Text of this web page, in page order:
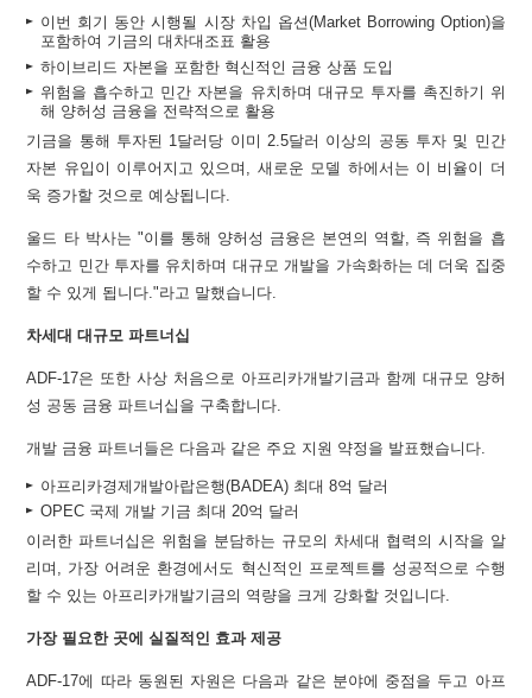
이번 회기 동안 시행될 시장 차입 옵션(Market Borrowing Option)을
포함하여 기금의 대차대조표 활용
하이브리드 자본을 포함한 혁신적인 금융 상품 도입
위험을 흡수하고 민간 자본을 유치하며 대규모 투자를 촉진하기 위
해 양허성 금융을 전략적으로 활용
기금을 통해 투자된 1달러당 이미 2.5달러 이상의 공동 투자 및 민간
자본 유입이 이루어지고 있으며, 새로운 모델 하에서는 이 비율이 더
욱 증가할 것으로 예상됩니다.
울드 타 박사는 "이를 통해 양허성 금융은 본연의 역할, 즉 위험을 흡
수하고 민간 투자를 유치하며 대규모 개발을 가속화하는 데 더욱 집중
할 수 있게 됩니다."라고 말했습니다.
차세대 대규모 파트너십
ADF-17은 또한 사상 처음으로 아프리카개발기금과 함께 대규모 양허
성 공동 금융 파트너십을 구축합니다.
개발 금융 파트너들은 다음과 같은 주요 지원 약정을 발표했습니다.
아프리카경제개발아랍은행(BADEA) 최대 8억 달러
OPEC 국제 개발 기금 최대 20억 달러
이러한 파트너십은 위험을 분담하는 규모의 차세대 협력의 시작을 알
리며, 가장 어려운 환경에서도 혁신적인 프로젝트를 성공적으로 수행
할 수 있는 아프리카개발기금의 역량을 크게 강화할 것입니다.
가장 필요한 곳에 실질적인 효과 제공
ADF-17에 따라 동원된 자원은 다음과 같은 분야에 중점을 두고 아프